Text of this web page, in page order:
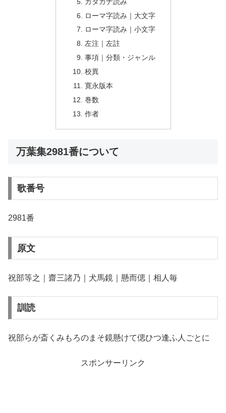
ローマ字読み｜大文字
ローマ字読み｜小文字
左注｜左註
事項｜分類・ジャンル
校異
寛永版本
巻数
作者
万葉集2981番について
歌番号
2981番
原文
祝部等之｜齋三諸乃｜犬馬鏡｜懸而偲｜相人毎
訓読
祝部らが斎くみもろのまそ鏡懸けて偲ひつ逢ふ人ごとに
スポンサーリンク